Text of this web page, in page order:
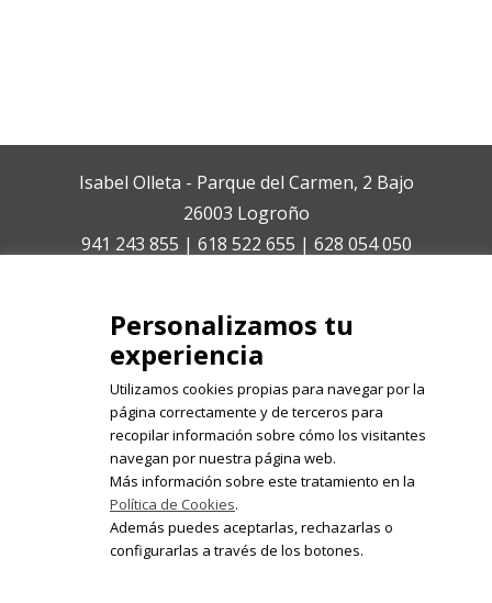
Isabel Olleta - Parque del Carmen, 2 Bajo
26003 Logroño
941 243 855 | 618 522 655 | 628 054 050
Registrate en nuestro boletín de
noticias
Personalizamos tu
experiencia
Utilizamos cookies propias para navegar por la
página correctamente y de terceros para
recopilar información sobre cómo los visitantes
navegan por nuestra página web.
Más información sobre este tratamiento en la
Política de Cookies.
Además puedes aceptarlas, rechazarlas o
configurarlas a través de los botones.